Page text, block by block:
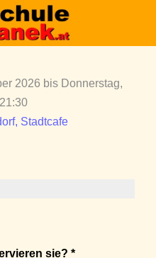
2026 bis Donnerstag,
Stadtcafe
sie? *